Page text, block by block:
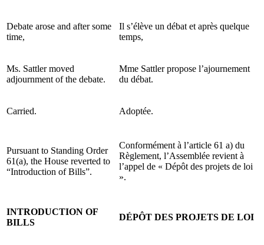
Debate arose and after some
time,
Il s’élève un débat et après quelque
temps,
Ms. Sattler moved
adjournment of the debate.
Mme Sattler propose l’ajournement
du débat.
Carried. Adoptée.
Pursuant to Standing Order
61(a), the House reverted to
“Introduction of Bills”.
Conformément à l’article 61 a) du
Règlement, l’Assemblée revient à
l’appel de « Dépôt des projets de loi
».
INTRODUCTION OF
BILLS
DÉPÔT DES PROJETS DE LOI